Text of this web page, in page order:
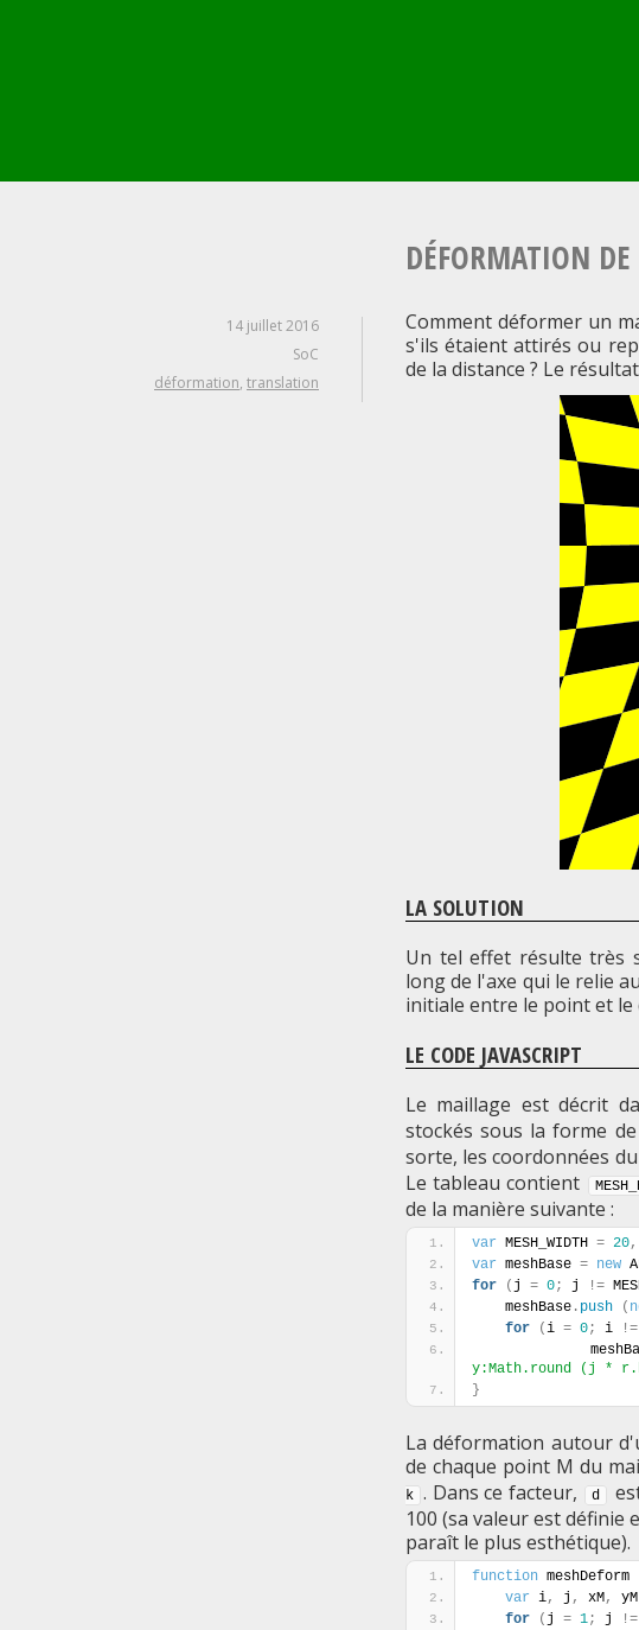
DÉFORMATION
14 juillet 2016
SoC
déformation, translation
Comment déformer un
s'ils étaient attirés ou
de la distance ? Le
LA SOLUTION
Un tel effet résulte très
long de l'axe qui le relie
initiale entre le point et le
LE CODE JAVASCRIPT
Le maillage est décrit
stockés sous la forme
sorte, les coordonnées
Le tableau contient
de la manière suivante :
var MESH_WIDTH = 20,
var meshBase = new
for
( j = 0; j ! =
    meshBase
. push (
for
(i = 0; i ! =
y:Math.round (j *
}
La déformation autour
de chaque point M du
k . Dans ce facteur, d
100 (sa valeur est
paraît le plus esthétique).
function meshDeform
var i, j , xM, yM
for
( j = 1; j ! =